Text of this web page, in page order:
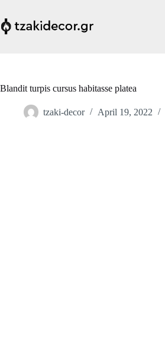
content
Blandit turpis cursus habitasse platea
tzaki-decor April 19, 2022